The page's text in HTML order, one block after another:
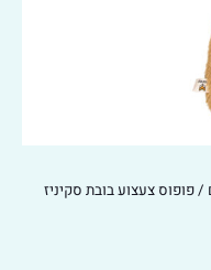
פופוס צעצוע בובת סקיניז